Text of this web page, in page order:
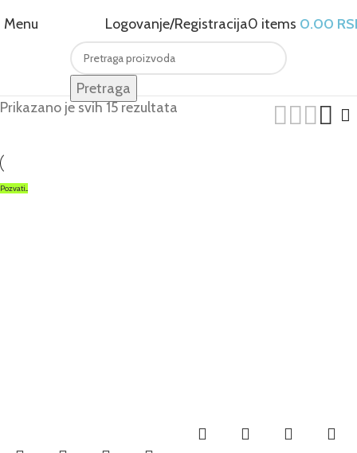
Menu Logovanje/Registracija0 items 0.00
Pretraga
Prikazano je svih 15 rezultata
Pozvati...